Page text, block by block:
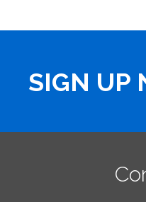
SIGN UP